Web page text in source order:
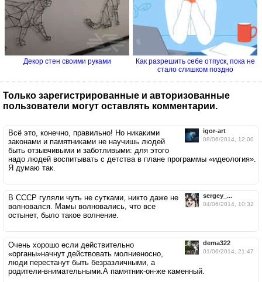
Декор стен своими руками
Как разрешить себе отпуск, пока не
стало слишком поздно
Только зарегистрированные и авторизованные
пользователи могут оставлять комментарии.
igor-art
08/06/2014, 12:00
Всё это, конечно, правильно! Но никакими
законами и памятниками не научишь людей
быть отзывчивыми и заботливыми: для этого
надо людей воспитывать с детства в плане программы «идеология».
Я думаю так.
sergey_...
04/06/2014, 10:32
В СССР гуляли чуть не сутками, никто даже не
волновался. Мамы волновались, что все
остынет, было такое волнение.
dema322
01/06/2014, 21:47
Очень хорошо если действительно
«органы»начнут действовать молниеносно,
люди перестанут быть безразличными, а
родители-внимательными.А памятник-он-же каменный.